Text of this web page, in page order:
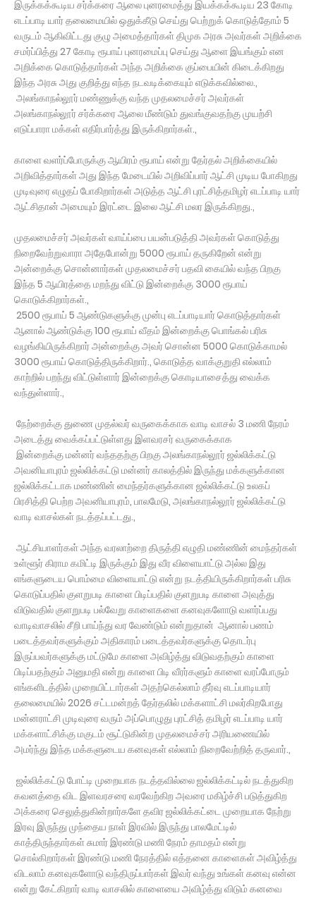
இருக்கக்கூடிய சர்க்கரை ஆலை புனரமைத்து இயக்கக்கூடிய 23 கோடி
எடப்பாடி யார் தலைமையில் ஒதுக்கீடு செய்து பெற்றுக் கொடுத்தோம் 5
வருடம் ஆகிவிட்டது குழு அமைத்தார்கள் திமுக அரசு அவர்கள் அறிக்கை
சமர்ப்பித்து 27 கோடி ரூபாய் புனரமைப்பு செய்து ஆளை இயங்கும் என
அறிக்கை கொடுத்தார்கள் அந்த அறிக்கை குப்பையின் கிடைக்கிறது
இந்த அரசு அது குறித்து எந்த நடவடிக்கையும் எடுக்கவில்லை.,
அலங்காநல்லூர் மண்ணுக்கு வந்த முதலமைச்சர் அவர்கள்
அலங்காநல்லூர் சர்க்கரை ஆலை மீண்டும் துவங்குவதற்கு முயற்சி
எடுப்பாரா மக்கள் எதிர்பார்த்து இருக்கிறார்கள்.,
காளை வளர்ப்போருக்கு ஆயிரம் ரூபாய் என்று தேர்தல் அறிக்கையில்
அறிவித்தார்கள் அது இந்த மேடையில் அறிவிப்பார் ஆட்சி முடிய போகிறது
முடிவுரை எழுதப் போகிறார்கள் அடுத்த ஆட்சி புரட்சித்தமிழர் எடப்பாடி யார்
ஆட்சிதான் அமையும் இரட்டை இலை ஆட்சி மலர இருக்கிறது.,
முதலமைச்சர் அவர்கள் வாய்ப்பை பயன்படுத்தி அவர்கள் கொடுத்து
நிறைவேற்றுவாரா அதேபோன்று 5000 ரூபாய் தருகிறேன் என்று
அன்றைக்கு சொன்னார்கள் முதலமைச்சர் பதவி கையில் வந்த பிறகு
இந்த 5 ஆயிரத்தை மறந்து விட்டு இன்றைக்கு 3000 ரூபாய்
கொடுக்கிறார்கள்.,
2500 ரூபாய் 5 ஆண்டுகளுக்கு முன்பு எடப்பாடியார் கொடுத்தார்கள்
ஆனால் ஆண்டுக்கு 100 ரூபாய் வீதம் இன்றைக்கு பொங்கல் பரிசு
வழங்கியிருக்கிறார் அன்றைக்கு அவர் சொன்ன 5000 கொடுக்காமல்
3000 ரூபாய் கொடுத்திருக்கிறார்., கொடுத்த வாக்குறுதி எல்லாம்
காற்றில் பறந்து விட்டுள்ளார் இன்றைக்கு கொடியாசைத்து வைக்க
வந்துள்ளார்.,
நேற்றைக்கு துணை முதல்வர் வருகைக்காக வாடி வாசல் 3 மணி நேரம்
அடைத்து வைக்கப்பட்டுள்ளது இளவரசர் வருகைக்காக
இன்றைக்கு மன்னர் வந்ததற்கு பிறகு அலங்காநல்லூர் ஜல்லிக்கட்டு
அவனியாபுரம் ஜல்லிக்கட்டு மன்னர் காலத்தில் இருந்து மக்களுக்கான
ஜல்லிக்கட்டாக மண்ணின் மைந்தர்களுக்கான ஜல்லிக்கட்டு உலகப்
பிரசித்தி பெற்ற அவனியாபுரம், பாலமேடு, அலங்காநல்லூர் ஜல்லிக்கட்டு
வாடி வாசல்கள் நடத்தப்பட்டது.,
ஆட்சியாளர்கள் அந்த வரலாற்றை திருத்தி எழுதி மண்ணின் மைந்தர்கள்
உள்ளூர் கிராம கமிட்டி இருக்கும் இது வீர விளையாட்டு அல்ல இது
எங்களுடைய பொம்மை விளையாட்டு என்று நடத்தியிருக்கிறார்கள் பரிசு
கொடுப்பதில் குளறுபடி காளை பிடிப்பதில் குளறுபடி காளை அவுத்து
விடுவதில் குளறுபடி பல்வேறு காளைகளை கனவுகளோடு வளர்ப்பது
வாடிவாசலில் சீறி பாய்ந்து வர வேண்டும் என்றுதான் ஆனால் பணம்
படைத்தவர்களுக்கும் அதிகாரம் படைத்தவர்களுக்கு தொடர்பு
இருப்பவர்களுக்கு மட்டுமே காளை அவிழ்த்து விடுவதற்கும் காளை
பிடிப்பதற்கும் அனுமதி என்று காளை பிடி வீரர்களும் காளை வரப்போரும்
எங்களிடத்தில் முறையிட்டார்கள் அதற்கெல்லாம் தீர்வு எடப்பாடியார்
தலைமையில் 2026 சட்டமன்றத் தேர்தலில் மக்களாட்சி மலர்கிறபோது
மன்னராட்சி முடிவுரை வரும் அப்பொழுது புரட்சித் தமிழர் எடப்பாடி யார்
மக்களாட்சிக்கு மகுடம் சூட்டுகின்ற முதலமைச்சர் அரியணையில்
அமர்ந்து இந்த மக்களுடைய கனவுகள் எல்லாம் நிறைவேற்றித் தருவார்.,
ஜல்லிக்கட்டு போட்டி முறையாக நடத்தவில்லை ஜல்லிக்கட்டில் நடத்துகிற
கவனத்தை விட இளவரசரை வரவேற்கிற அவரை மகிழ்ச்சி படுத்துகிற
அக்கரை செலுத்துகின்றார்களே தவிர ஜல்லிக்கட்டை முறையாக நேற்று
இரவு இருந்து முந்தைய நாள் இரவில் இருந்து பாலமேட்டில்
காத்திருந்தார்கள் சுமார் இரண்டு மணி நேரம் தாமதம் என்று
சொல்கிறார்கள் இரண்டு மணி நேரத்தில் எத்தனை காளைகள் அவிழ்த்து
விடலாம் கனவுகளோடு வந்திருப்பார்கள் இவர் வந்து உங்கள் கனவு என்ன
என்று கேட்கிறார் வாடி வாசலில் காளையை அவிழ்த்து விடும் கனவை